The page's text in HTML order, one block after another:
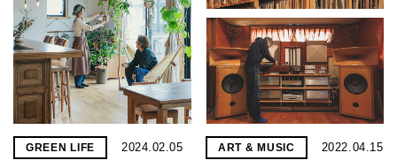
GREEN LIFE 2024.02.05 ART & MUSIC 2022.04.15